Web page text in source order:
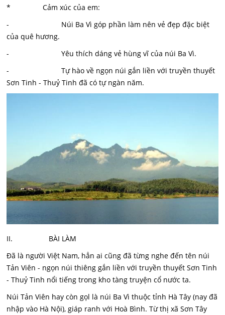
* Cảm xúc của em:
- Núi Ba Vì góp phần làm nên vẻ đẹp đặc biệt
của quê hương.
- Yêu thích dáng vẻ hùng vĩ của núi Ba Vì.
- Tự hào về ngọn núi gắn liền với truyền thuyết
Sơn Tinh - Thuỷ Tinh đã có tự ngàn năm.
II. BÀI LÀM
Đã là người Việt Nam, hẳn ai cũng đã từng nghe đến tên núi
Tản Viên - ngọn núi thiêng gắn liền với truyền thuyết Sơn Tinh
- Thuỷ Tinh nổi tiếng trong kho tàng truyện cổ nước ta.
Núi Tản Viên hay còn gọl là núi Ba Vì thuộc tỉnh Hà Tây (nay đã
nhập vào Hà Nội), giáp ranh với Hoà Bình. Từ thị xã Sơn Tây